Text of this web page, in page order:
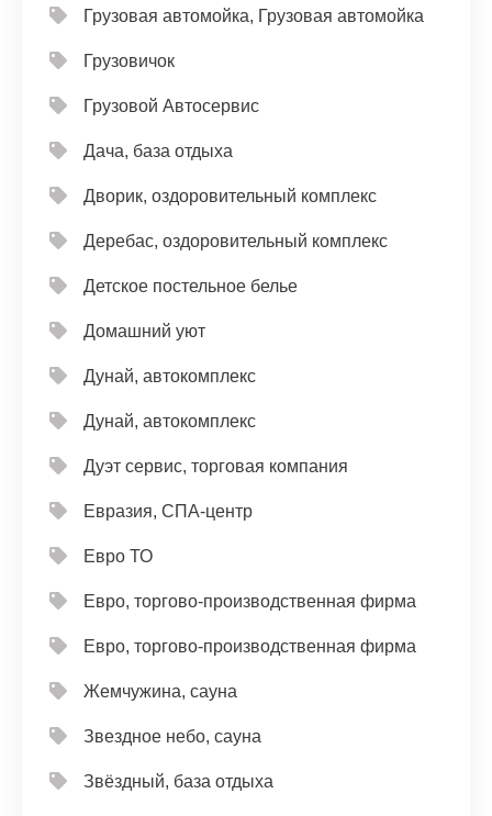
Грузовая автомойка, Грузовая автомойка
Грузовичок
Грузовой Автосервис
Дача, база отдыха
Дворик, оздоровительный комплекс
Деребас, оздоровительный комплекс
Детское постельное белье
Домашний уют
Дунай, автокомплекс
Дунай, автокомплекс
Дуэт сервис, торговая компания
Евразия, СПА-центр
Евро ТО
Евро, торгово-производственная фирма
Евро, торгово-производственная фирма
Жемчужина, сауна
Звездное небо, сауна
Звёздный, база отдыха